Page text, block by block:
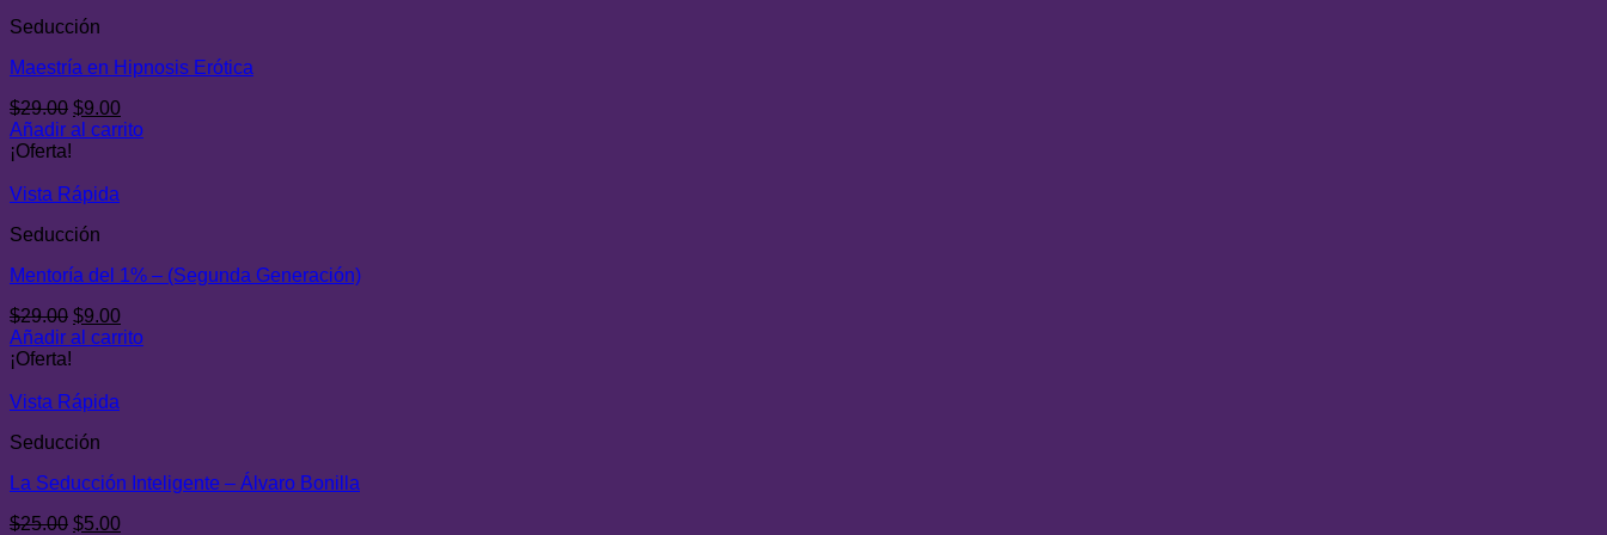
Seducción
Maestría en Hipnosis Erótica
$29.00 El
precio
$29.00.
$9.00El
precio
Añadir al carrito
¡Oferta!
Vista Rápida
Seducción
Mentoría del 1% – (Segunda Generación)
$29.00 El
precio
$29.00.
$9.00El
precio
Añadir al carrito
¡Oferta!
Vista Rápida
Seducción
La Seducción Inteligente – Álvaro Bonilla
$25.00 El
$5.00El